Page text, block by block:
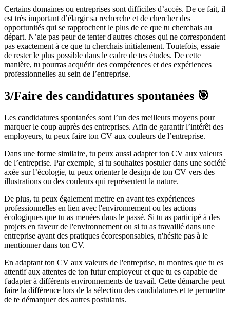
Certains domaines ou entreprises sont difficiles d’accès. De ce fait, il
est très important d’élargir sa recherche et de chercher des
opportunités qui se rapprochent le plus de ce que tu cherchais au
départ. N’aie pas peur de tenter d'autres choses qui ne correspondent
pas exactement à ce que tu cherchais initialement. Toutefois, essaie
de rester le plus possible dans le cadre de tes études. De cette
manière, tu pourras acquérir des compétences et des expériences
professionnelles au sein de l’entreprise.
3/Faire des candidatures spontanées 🎯
Les candidatures spontanées sont l’un des meilleurs moyens pour
marquer le coup auprès des entreprises. Afin de garantir l’intérêt des
employeurs, tu peux faire ton CV aux couleurs de l’entreprise.
Dans une forme similaire, tu peux aussi adapter ton CV aux valeurs
de l’entreprise. Par exemple, si tu souhaites postuler dans une société
axée sur l’écologie, tu peux orienter le design de ton CV vers des
illustrations ou des couleurs qui représentent la nature.
De plus, tu peux également mettre en avant tes expériences
professionnelles en lien avec l'environnement ou les actions
écologiques que tu as menées dans le passé. Si tu as participé à des
projets en faveur de l'environnement ou si tu as travaillé dans une
entreprise ayant des pratiques écoresponsables, n'hésite pas à le
mentionner dans ton CV.
En adaptant ton CV aux valeurs de l'entreprise, tu montres que tu es
attentif aux attentes de ton futur employeur et que tu es capable de
t'adapter à différents environnements de travail. Cette démarche peut
faire la différence lors de la sélection des candidatures et te permettre
de te démarquer des autres postulants.